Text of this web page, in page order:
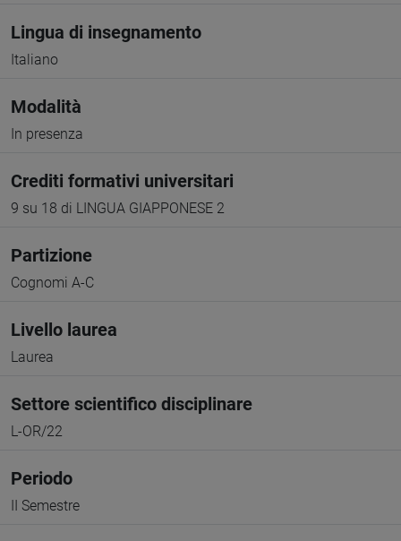
Lingua di insegnamento
Italiano
Modalità
In presenza
Crediti formativi universitari
9 su 18 di LINGUA GIAPPONESE 2
Partizione
Cognomi A-C
Livello laurea
Laurea
Settore scientifico disciplinare
L-OR/22
Periodo
II Semestre